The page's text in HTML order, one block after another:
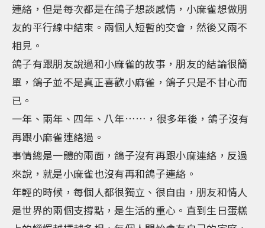
連絡，但是每次都是在鴿子想談感情，小麻雀想做朋
友的平行線中結束。兩個人短暫的交會，然後又兩不
相見。
鴿子有跟朋友說過和小麻雀的故事，朋友的結論很簡
單，鴿子並不是真正喜歡小麻雀，鴿子只是不甘心而
已。
一年、兩年、四年、八年……，很多年後，鴿子沒有
再跟小麻雀連絡過。
事情總是一體的兩面，鴿子沒有再跟小麻連絡，反過
來說，就是小麻雀也沒有再和鴿子連絡。
年輕的時候，每個人都很獨立、很自由，朋友和情人
是世界的兩個支撐點，是生活的重心。直到生日蛋糕